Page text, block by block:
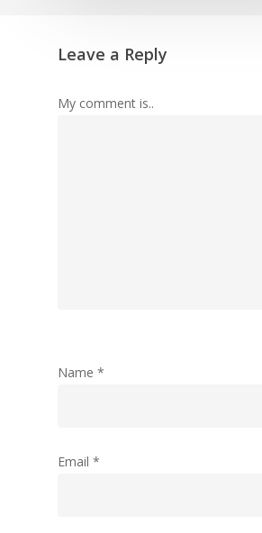
Leave a Reply
My comment is..
Name *
Email *